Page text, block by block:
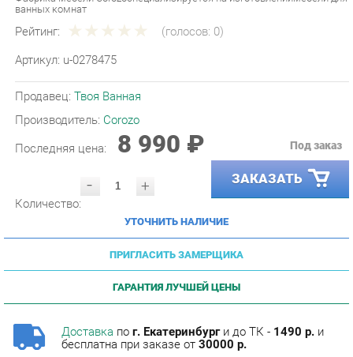
Рейтинг: (голосов:
Артикул: u-0278475
Продавец:
Производитель: Corozo
Последняя цена: 8 990 ₽
- + ЗАКАЗАТЬ
УТОЧНИТЬ НАЛИЧИЕ
ПРИГЛАСИТЬ ЗАМЕРЩИКА
ГАРАНТИЯ ЛУЧШЕЙ ЦЕНЫ
и до ТК -
бесплатна при заказе от30000 р.